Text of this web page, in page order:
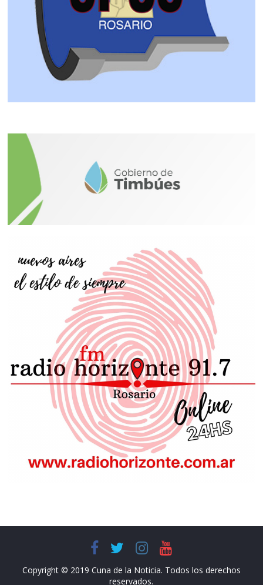
Copyright © 2019 Cuna de la Noticia. Todos los derechos
reservados.